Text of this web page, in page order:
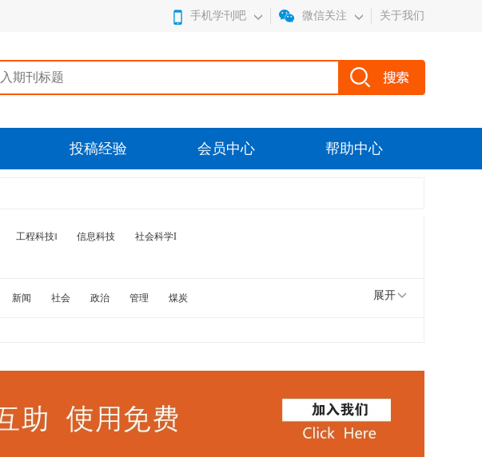
手机学刊吧 微信关注 关于我们
投稿经验 会员中心 帮助中心
工程科技‖ 信息科技
社会科学I
新闻 社会 政治 管理
煤炭
展开